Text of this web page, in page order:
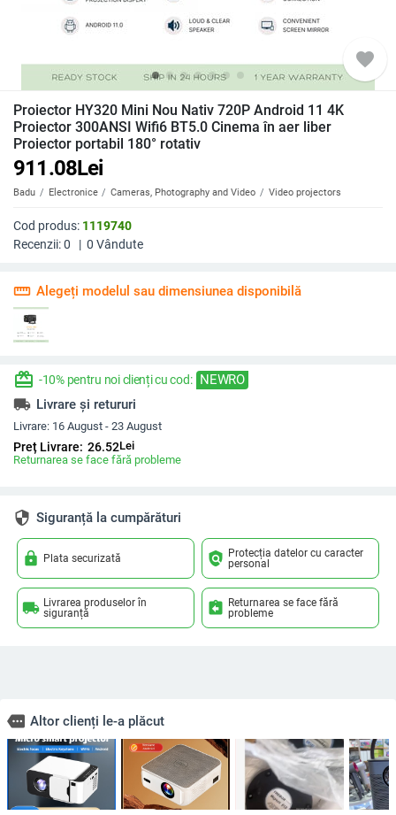
favorite
Proiector HY320 Mini Nou Nativ 720P Android 11 4K
Proiector 300ANSI Wifi6 BT5.0 Cinema în aer liber
Proiector portabil 180° rotativ
911.08Lei
Badu Electronice Cameras, Photography and Video Video projectors
Cod produs: 1119740
Recenzii:0 | 0 Vândute
straighten Alegeți modelul sau dimensiunea disponibilă
redeem -10% pentru noi clienți cu cod: NEWRO
local_shipping Livrare și retururi
Livrare: 16 August - 23 August
Preț Livrare: 26.52Lei
Returnarea se face fără probleme
security Siguranță la cumpărături
lock Plata securizată policy Protecția datelor cu caracter
personal
local_shipping Livrarea produselor în
siguranță
assignment_return Returnarea se face fără
probleme
more Altor clienți le-a plăcut